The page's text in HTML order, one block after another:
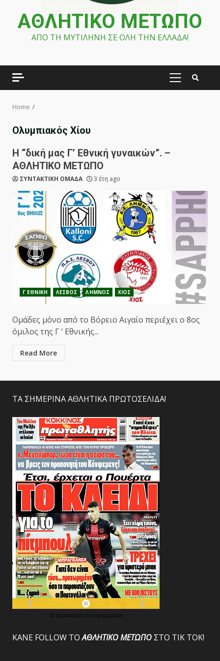
ΑΘΛΗΤΙΚΟ ΜΕΤΩΠΟ
ΑΠΟ ΤΗ ΜΥΤΙΛΗΝΗ ΣΕ ΟΛΗ ΤΗΝ ΕΛΛΑΔΑ!
PRIMARY
Home
Ολυμπιακός Χίου
Η “δική μας Γ’ Εθνική γυναικών”. –
ΑΘΛΗΤΙΚΟ ΜΕΤΩΠΟ
ΣΥΝΤΑΚΤΙΚΗ ΟΜΑΔΑ 3 έτη ago
Γ ΕΘΝΙΚΗ ΛΕΣΒΟΣ ΛΗΜΝΟΣ ΧΙΟΣ
Ομάδες μόνο από το Βόρειο Αιγαίο περιέχει ο 8ος
όμιλος της Γ ‘ Εθνικής...
Read More
ΤΑ ΣΗΜΕΡΙΝΑ ΑΘΛΗΤΙΚΑ ΠΡΩΤΟΣΕΛΙΔΑ!
Τα πρωτοσέλιδα των εφημερίδων
ΚΑΝΕ FOLLOW ΤΟΑΘΛΗΤΙΚΟΜΕΤΩΠΟ ΣΤΟ ΤΙΚ ΤΟΚ!